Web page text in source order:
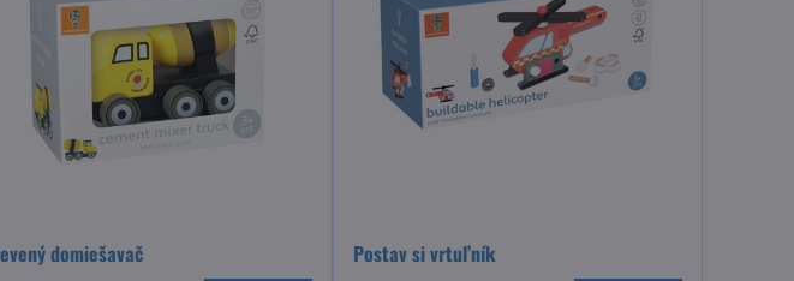
domiešavač Postav si vrtuľník